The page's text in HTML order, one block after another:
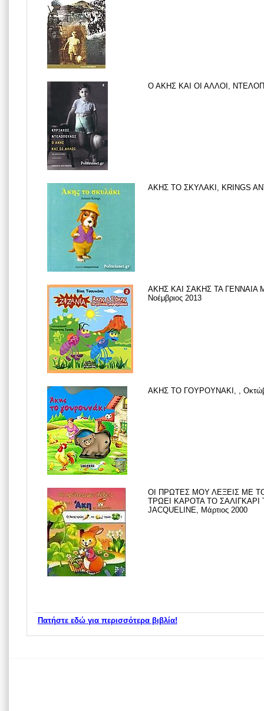
Ο ΑΚΗΣ ΚΑΙ ΟΙ ΑΛΛΟΙ,
ΑΚΗΣ ΤΟ ΣΚΥΛΑΚΙ, KRINGS
ΑΚΗΣ ΚΑΙ ΣΑΚΗΣ ΤΑ
Νοέμβριος 2013
ΑΚΗΣ ΤΟ ΓΟΥΡΟΥΝΑΚΙ, ,
ΟΙ ΠΡΩΤΕΣ ΜΟΥ ΛΕΞΕΙΣ ΜΕ
ΤΡΩΕΙ ΚΑΡΟΤΑ ΤΟ ΣΑΛΙΓΚΑΡΙ
JACQUELINE, Μάρτιος 2000
Πατήστε εδώ για περισσότερα βιβλία!